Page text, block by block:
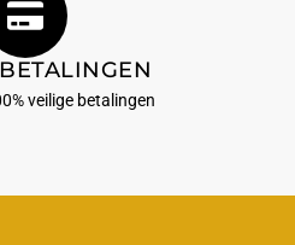
veilige betalingen